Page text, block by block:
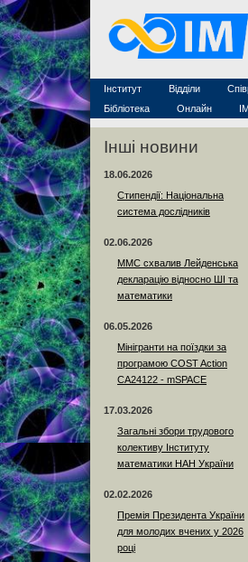
Інститут
Конкурси на посади
Науково-організаційна робота
Відділи
Бібліотека
MathSciNet
Публікації
Онлайн
Інші новини
18.06.2026
Стипендії: Національна
система дослідників
02.06.2026
ММС схвалив Лейденська
декларацію відносно ШІ та
математики
06.05.2026
Мінігранти на поїздки за
програмою COST Action
CA24122 - mSPACE
17.03.2026
Загальні збори трудового
колективу Інституту
математики НАН України
02.02.2026
Премія Президента України
для молодих вчених у 2026
році